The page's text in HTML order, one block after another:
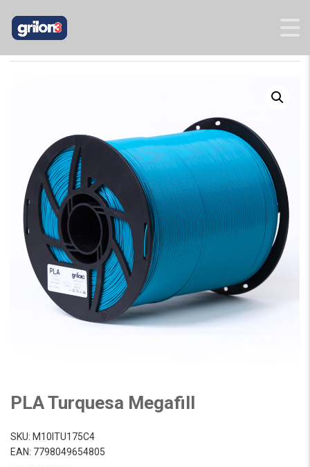
PLA Turquesa Megafill
SKU: M10ITU175C4
EAN: 7798049654805